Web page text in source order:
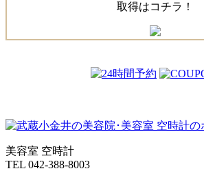
取得はコチラ！
美容室 空時計
TEL 042-388-8003